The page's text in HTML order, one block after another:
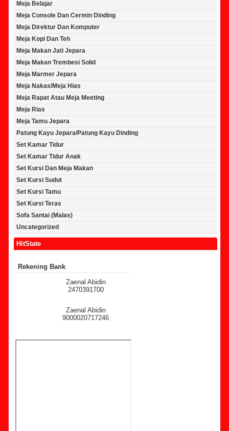
Meja Belajar
Meja Console Dan Cermin Dinding
Meja Direktur Dan Komputer
Meja Kopi Dan Teh
Meja Makan Jati Jepara
Meja Makan Trembesi Solid
Meja Marmer Jepara
Meja Nakas/Meja Hias
Meja Rapat Atau Meja Meeting
Meja Rias
Meja Tamu Jepara
Patung Kayu Jepara/Patung Kayu Dinding
Set Kamar Tidur
Set Kamar Tidur Anak
Set Kursi Dan Meja Makan
Set Kursi Sudut
Set Kursi Tamu
Set Kursi Teras
Sofa Santai (Malas)
Uncategorized
HitState
Rekening Bank
Zaenal Abidin
2470391700
Zaenal Abidin
9000020717246